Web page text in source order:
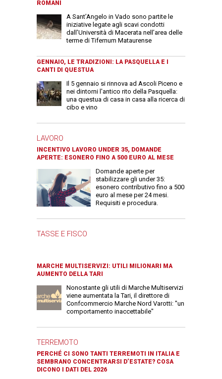
ROMANI
A Sant’Angelo in Vado sono partite le
iniziative legate agli scavi condotti
dall’Università di Macerata nell’area delle
terme di Tifernum Mataurense
GENNAIO, LE TRADIZIONI: LA PASQUELLA E I
CANTI DI QUESTUA
Il 5 gennaio si rinnova ad Ascoli Piceno e
nei dintorni l'antico rito della Pasquella:
una questua di casa in casa alla ricerca di
cibo e vino
LAVORO
INCENTIVO LAVORO UNDER 35, DOMANDE
APERTE: ESONERO FINO A 500 EURO AL MESE
Domande aperte per
stabilizzare gli under 35:
esonero contributivo fino a 500
euro al mese per 24 mesi.
Requisiti e procedura.
TASSE E FISCO
MARCHE MULTISERVIZI: UTILI MILIONARI MA
AUMENTO DELLA TARI
Nonostante gli utili di Marche Multiservizi
viene aumentata la Tari, il direttore di
Confcommercio Marche Nord Varotti: "un
comportamento inaccettabile"
TERREMOTO
PERCHÉ CI SONO TANTI TERREMOTI IN ITALIA E
SEMBRANO CONCENTRARSI D’ESTATE? COSA
DICONO I DATI DEL 2026